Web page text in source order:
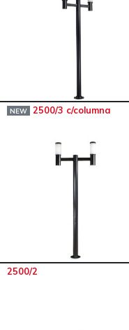
NEW 2500/3 c/columna
2500/2